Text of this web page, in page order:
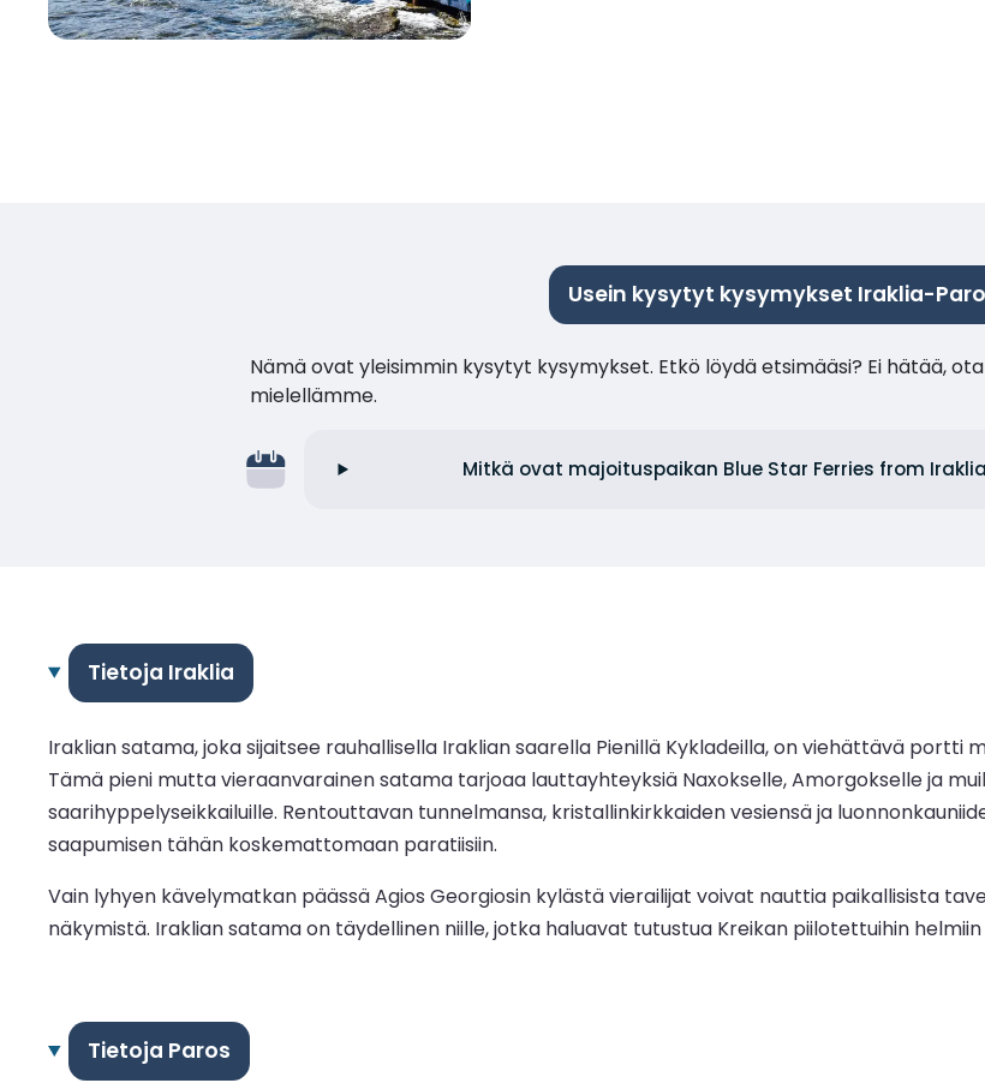
Usein kysytyt kysymykset Iraklia-
Nämä ovat yleisimmin kysytyt kysymykset. Etkö löydä etsimääsi? Ei hätää,
mielellämme.
Mitkä ovat majoituspaikan Blue Star Ferries from
Tietoja Iraklia
Iraklian satama, joka sijaitsee rauhallisella Iraklian saarella Pienillä Kykladeilla, on viehättävä
Tämä pieni mutta vieraanvarainen satama tarjoaa lauttayhteyksiä Naxokselle, Amorgokselle ja
saarihyppelyseikkailuille. Rentouttavan tunnelmansa, kristallinkirkkaiden vesiensä ja
saapumisen tähän koskemattomaan paratiisiin.
Vain lyhyen kävelymatkan päässä Agios Georgiosin kylästä vierailijat voivat nauttia paikallisista
näkymistä. Iraklian satama on täydellinen niille, jotka haluavat tutustua Kreikan piilotettuihin helmiin
Tietoja Paros